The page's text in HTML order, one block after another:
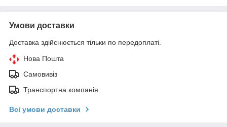
Умови доставки
Доставка здійснюється тільки по передоплаті.
Нова Пошта
Самовивіз
Транспортна компанія
Всі умови доставки